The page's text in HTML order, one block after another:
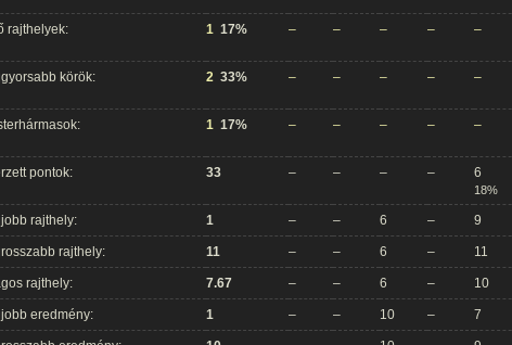
rajthelyek: 1 17% – – – – –
körök: 2 33% – – – – –
1 17% – – – – –
pontok: 33 – – – – 6
18%
rajthely: 1 – – 6 – 9
rajthely: 11 – – 6 – 11
rajthely: 7.67 – – 6 – 10
eredmény: 1 – – 10 – 7